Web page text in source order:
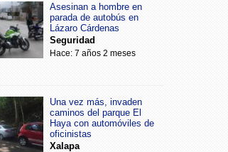
Asesinan a hombre en
parada de autobús en
Lázaro Cárdenas
Seguridad
Hace: 7 años 2 meses
Una vez más, invaden
caminos del parque El
Haya con automóviles de
oficinistas
Xalapa